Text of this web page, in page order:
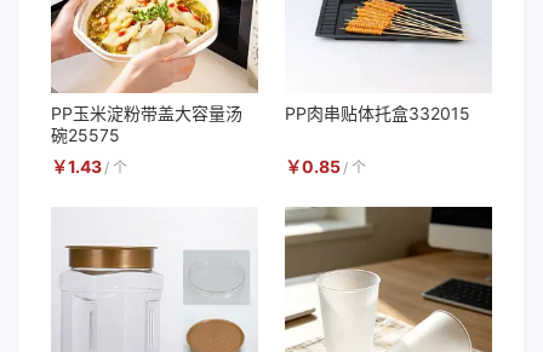
PP玉米淀粉带盖大容量汤
碗25575
￥1.43 / 个
PP肉串贴体托盒332015
￥0.85 / 个